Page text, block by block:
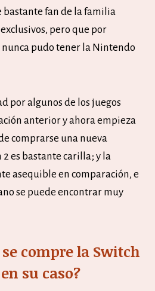
fan de la familia
pero que por
pudo tener la Nintendo
por algunos de los juegos
anterior y ahora empieza
comprarse una nueva
2 es bastante carilla; y la
asequible en comparación, e
se puede encontrar muy
compre la Switch
su caso?